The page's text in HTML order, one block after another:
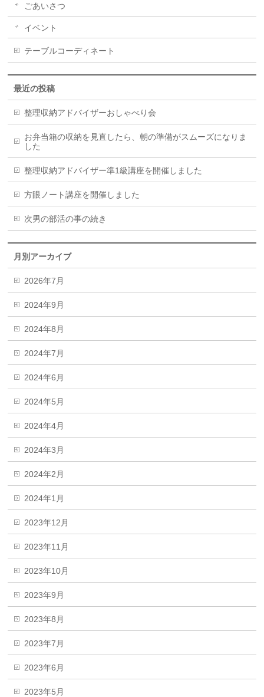
ごあいさつ
イベント
テーブルコーディネート
最近の投稿
整理収納アドバイザーおしゃべり会
お弁当箱の収納を見直したら、朝の準備がスムーズになりま
した
整理収納アドバイザー準1級講座を開催しました
方眼ノート講座を開催しました
次男の部活の事の続き
月別アーカイブ
2026年7月
2024年9月
2024年8月
2024年7月
2024年6月
2024年5月
2024年4月
2024年3月
2024年2月
2024年1月
2023年12月
2023年11月
2023年10月
2023年9月
2023年8月
2023年7月
2023年6月
2023年5月